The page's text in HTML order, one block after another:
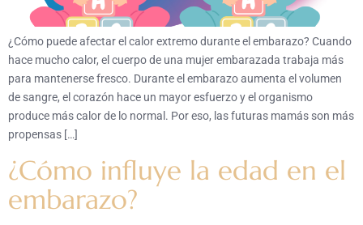
¿Cómo puede afectar el calor extremo durante el embarazo? Cuando
hace mucho calor, el cuerpo de una mujer embarazada trabaja más
para mantenerse fresco. Durante el embarazo aumenta el volumen
de sangre, el corazón hace un mayor esfuerzo y el organismo
produce más calor de lo normal. Por eso, las futuras mamás son más
propensas […]
¿Cómo influye la edad en el
embarazo?